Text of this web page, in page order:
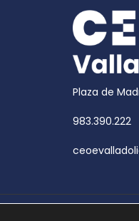
Plaza de
983.390.222